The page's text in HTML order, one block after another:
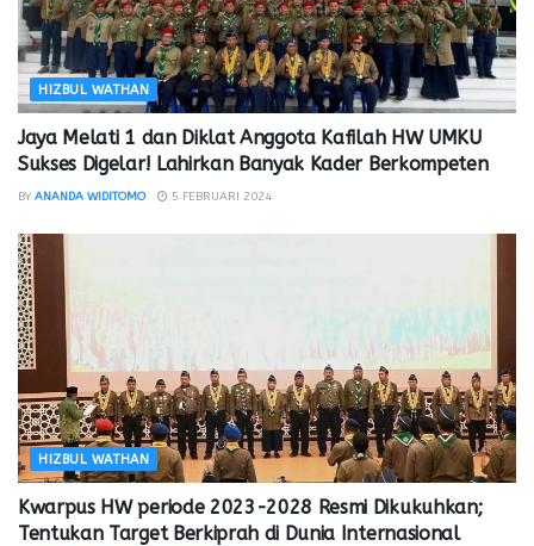
HIZBUL WATHAN
Jaya Melati 1 dan Diklat Anggota Kafilah HW UMKU
Sukses Digelar! Lahirkan Banyak Kader Berkompeten
BY ANANDA WIDITOMO 5 FEBRUARI 2024
HIZBUL WATHAN
Kwarpus HW periode 2023-2028 Resmi Dikukuhkan;
Tentukan Target Berkiprah di Dunia Internasional